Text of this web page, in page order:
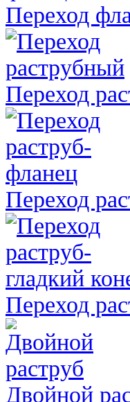
Переход
Переход
Переход
Переход
Двойной